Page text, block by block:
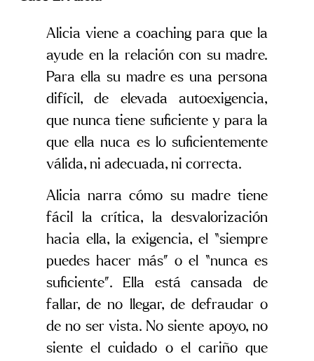
Alicia viene a coaching para que la
ayude en la relación con su madre.
Para ella su madre es una persona
difícil, de elevada autoexigencia,
que nunca tiene suficiente y para la
que ella nuca es lo suficientemente
válida, ni adecuada, ni correcta.
Alicia narra cómo su madre tiene
fácil la crítica, la desvalorización
hacia ella, la exigencia, el “siempre
puedes hacer más” o el “nunca es
suficiente”. Ella está cansada de
fallar, de no llegar, de defraudar o
de no ser vista. No siente apoyo, no
siente el cuidado o el cariño que